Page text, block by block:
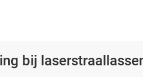
bij